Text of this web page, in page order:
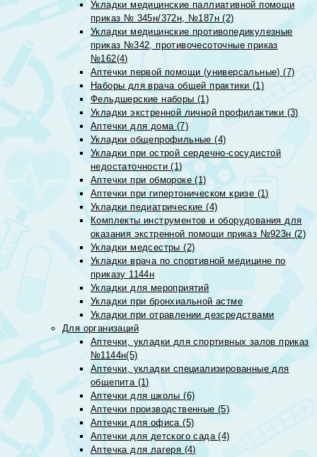
Укладки медицинские паллиативной помощи
приказ № 345н/372н, №187н (2)
Укладки медицинские противопедикулезные
приказ №342, противочесоточные приказ
№162(4)
Аптечки первой помощи (универсальные) (7)
Наборы для врача общей практики (1)
Фельдшерские наборы (1)
Укладки экстренной личной профилактики (3)
Аптечки для дома (7)
Укладки общепрофильные (4)
Укладки при острой сердечно-сосудистой
недостаточности (1)
Аптечки при обмороке (1)
Аптечки при гипертоническом кризе (1)
Укладки педиатрические (4)
Комплекты инструментов и оборудования для
оказания экстренной помощи приказ №923н (2)
Укладки медсестры (2)
Укладки врача по спортивной медицине по
приказу 1144н
Укладки для мероприятий
Укладки при бронхиальной астме
Укладки при отравлении дезсредствами
Для организаций
Аптечки, укладки для спортивных залов приказ
№1144н(5)
Аптечки, укладки специализированные для
общепита (1)
Аптечки для школы (6)
Аптечки производственные (5)
Аптечки для офиса (5)
Аптечки для детского сада (4)
Аптечка для лагеря (4)